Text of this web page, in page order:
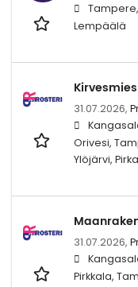
Tampere,
Lempäälä
Kirvesmies
31.07.2026,
Orivesi,
Ylöjärvi,
31.07.2026,
Pirkkala,